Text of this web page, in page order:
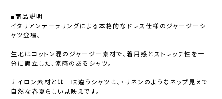
■商品説明
イタリアンテーラリングによる本格的なドレス仕様のジャージーシ
ャツ登場。
生地はコットン混のジャージー素材で、着用感とストレッチ性を十
分に両立した、涼感のあるシャツ。
ナイロン素材とは一味違うシャツは、・リネンのようなネップ見えで
自然な春夏らしい見映えです。